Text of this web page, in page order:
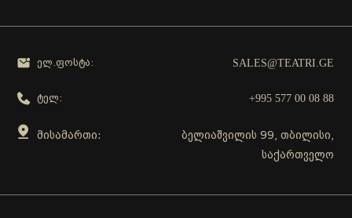
ელ.ფოსტა: SALES@TEATRI.GE
ტელ: +995 577 00 08 88
მისამართი:
ბელიაშვილის 99, თბილისი,
საქართველო